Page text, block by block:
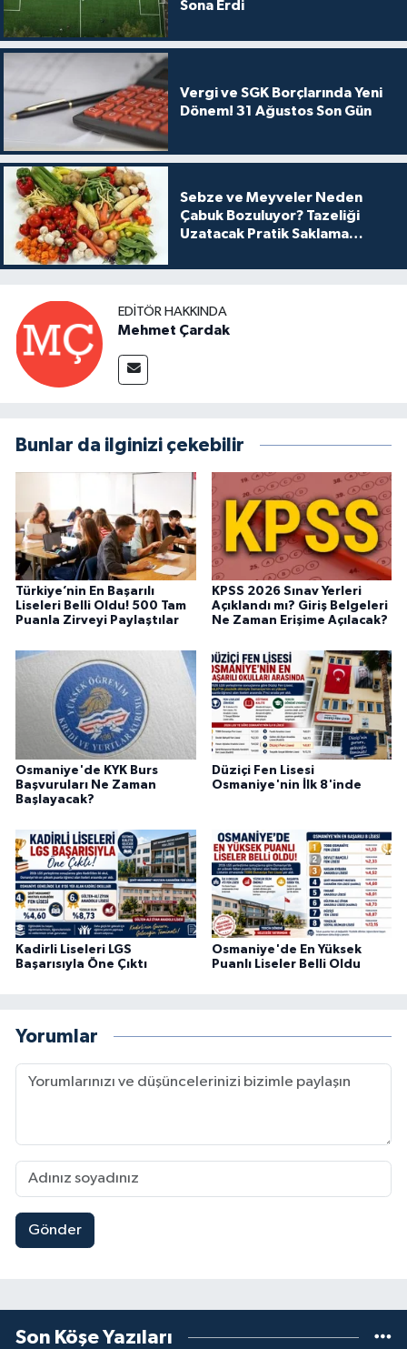
Sona Erdi
Vergi ve SGK Borçlarında Yeni
Dönem! 31 Ağustos Son Gün
Sebze ve Meyveler Neden
Çabuk Bozuluyor? Tazeliği
Uzatacak Pratik Saklama
EDITÖR HAKKINDA
Mehmet Çardak
Bunlar da ilginizi çekebilir
Türkiye’nin En Başarılı
Liseleri Belli Oldu! 500 Tam
Puanla Zirveyi Paylaştılar
KPSS 2026 Sınav Yerleri
Açıklandı mı? Giriş Belgeleri
Ne Zaman Erişime Açılacak?
Osmaniye'de KYK Burs
Başvuruları Ne Zaman
Başlayacak?
Düziçi Fen Lisesi
Osmaniye'nin İlk 8'inde
Kadirli Liseleri LGS
Başarısıyla Öne Çıktı
Osmaniye'de En Yüksek
Puanlı Liseler Belli Oldu
Yorumlar
Gönder
Son Köşe Yazıları